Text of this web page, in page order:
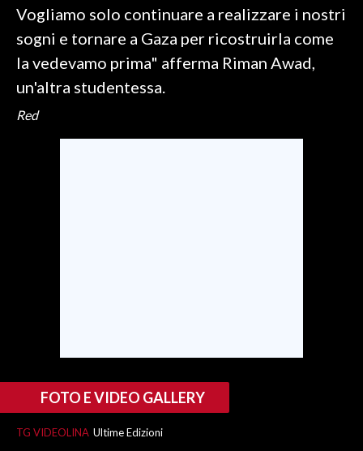
Vogliamo solo continuare a realizzare i nostri
sogni e tornare a Gaza per ricostruirla come
la vedevamo prima" afferma Riman Awad,
un'altra studentessa.
Red
FOTO E VIDEO GALLERY
TG VIDEOLINA Ultime Edizioni